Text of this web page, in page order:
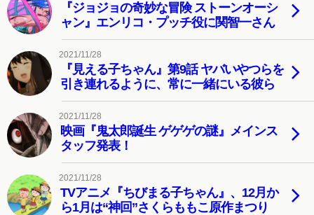
『ジョジョの奇妙な冒険 ストーンオーシ
ャン』エンリコ・プッチ役に関智一さん
2021/11/28
『見える子ちゃん』第9話 ヤバいやつらを
引き連れるように、常に一緒にいる彼ら
2021/11/28
映画『鬼太郎誕生 ゲゲゲの謎』メインス
タッフ発表！
2021/11/28
TVアニメ『ちびまる子ちゃん』、12月か
ら1月は“神回”さくらももこ原作まつり